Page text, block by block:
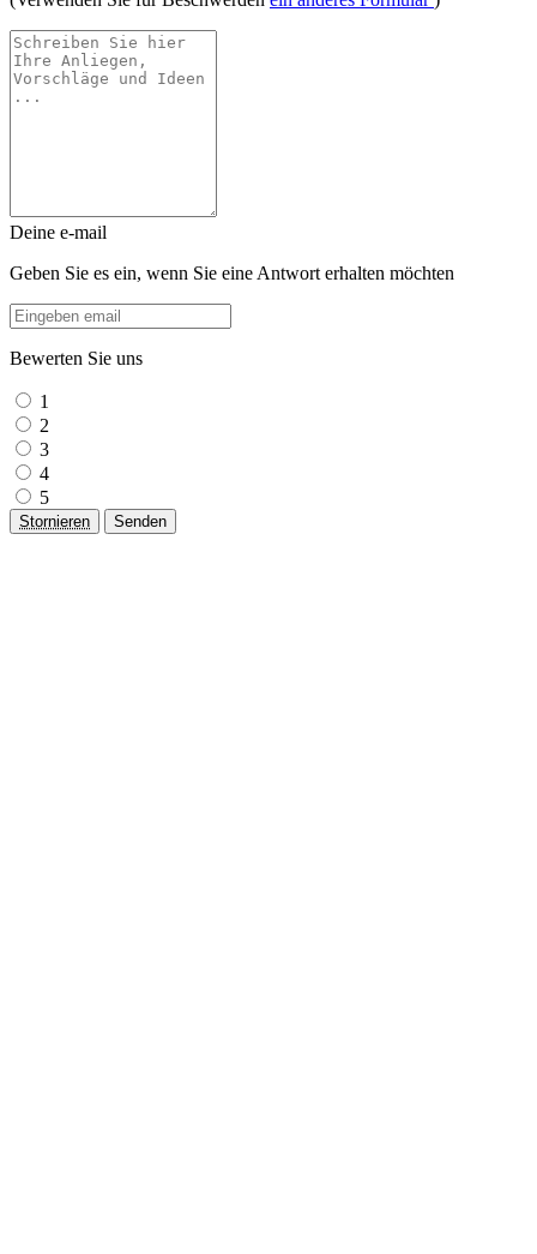
Deine e-mail
Geben Sie es ein, wenn Sie eine Antwort erhalten möchten
Bewerten Sie uns
1
2
3
4
5
Stornieren Senden